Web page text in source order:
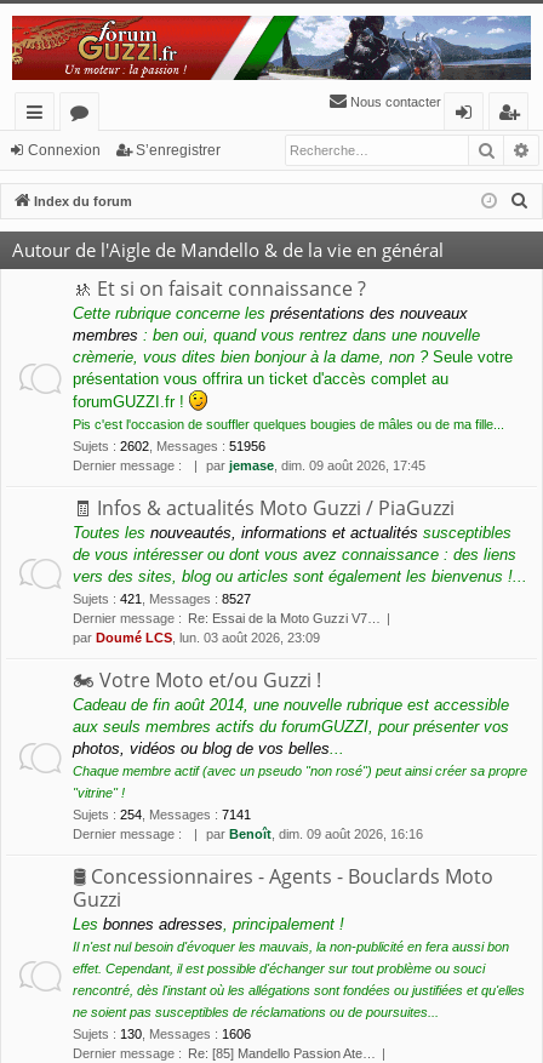
cc
ès
ra
pi
or
u
m
s
Nous contacter
n
ne
n
’e
nr
eg
Connexion S’enregistrer
Index du forum
Autour de l'Aigle de Mandello & de la vie en général
🚸 Et si on faisait connaissance ?
Cette rubrique concerne les présentations des nouveaux
membres : ben oui, quand vous rentrez dans une nouvelle
crèmerie, vous dites bien bonjour à la dame, non ?Seule votre
présentation vous offrira un ticket d'accès complet au
forumGUZZI.fr !
Pis c'est l'occasion de souffler quelques bougies de mâles ou de ma fille...
Sujets : 2602 Messages : 51956
Dernier message :
par jemase , dim. 09 août 2026, 17:45
🧾 Infos & actualités Moto Guzzi / PiaGuzzi
Toutes les nouveautés, informations et actualités susceptibles
de vous intéresser ou dont vous avez connaissance : des liens
vers des sites, blog ou articles sont également les bienvenus !...
Sujets : 421 Messages : 8527
Dernier message : Re: Essai de la Moto Guzzi V7…
par Doumé LCS , lun. 03 août 2026, 23:09
🏍 Votre Moto et/ou Guzzi !
Cadeau de fin août 2014, une nouvelle rubrique est accessible
aux seuls membres actifs du forumGUZZI, pour présenter vos
photos, vidéos ou blog de vos belles
Chaque membre actif (avec un pseudo "non rosé") peut ainsi créer sa propre
"vitrine" !
Sujets : 254 Messages : 7141
Dernier message :
par Benoît , dim. 09 août 2026, 16:16
🛢 Concessionnaires - Agents - Bouclards Moto
Guzzi
Les bonnes adresses , principalement !
Il n'est nul besoin d'évoquer les mauvais, la non-publicité en fera aussi bon
effet. Cependant, il est possible d'échanger sur tout problème ou souci
rencontré, dès l'instant où les allégations sont fondées ou justifiées et qu'elles
ne soient pas susceptibles de réclamations ou de poursuites...
Sujets : 130 Messages : 1606
Dernier message : Re: [85] Mandello Passion Ate…